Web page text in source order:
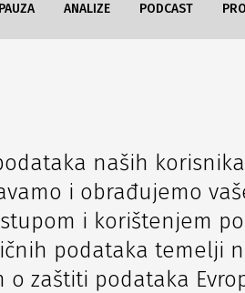
PAUZA ANALIZE PODCAST
naših
i obrađujemo
i korištenjem
podataka temelji
zaštiti podataka